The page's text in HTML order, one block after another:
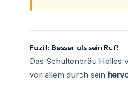
Fazit: Besser als sein Ruf!
Das Schultenbräu Helles
vor allem durch sein